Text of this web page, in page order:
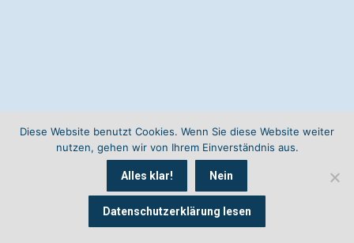
Diese Website benutzt Cookies. Wenn Sie diese Website weiter
nutzen, gehen wir von Ihrem Einverständnis aus.
Alles klar! Nein
Datenschutzerklärung lesen